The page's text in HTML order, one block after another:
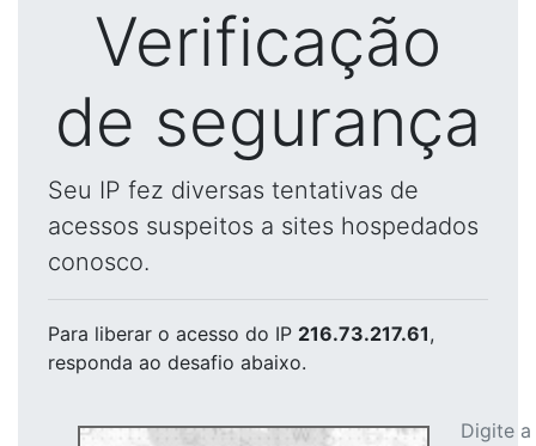
Verificação
de segurança
Seu IP fez diversas tentativas de
acessos suspeitos a sites hospedados
conosco.
Para liberar o acesso do IP 216.73.217.61,
responda ao desafio abaixo.
Digite